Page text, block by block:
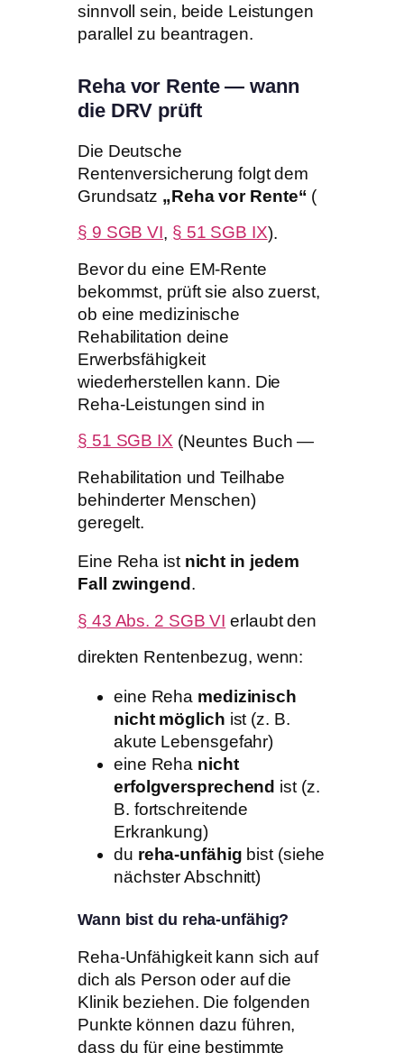
sinnvoll sein, beide Leistungen
parallel zu beantragen.
Reha vor Rente — wann
die DRV prüft
Die Deutsche
Rentenversicherung folgt dem
Grundsatz „Reha vor Rente“ (
§ 9 SGB VI, § 51 SGB IX).
Bevor du eine EM-Rente
bekommst, prüft sie also zuerst,
ob eine medizinische
Rehabilitation deine
Erwerbsfähigkeit
wiederherstellen kann. Die
Reha-Leistungen sind in
§ 51 SGB IX (Neuntes Buch —
Rehabilitation und Teilhabe
behinderter Menschen)
geregelt.
Eine Reha ist nicht in jedem
Fall zwingend .
§ 43 Abs. 2 SGB VI erlaubt den
direkten Rentenbezug, wenn:
eine Reha medizinisch
nicht möglich ist (z. B.
akute Lebensgefahr)
eine Reha nicht
erfolgversprechend ist (z.
B. fortschreitende
Erkrankung)
du reha-unfähig bist (siehe
nächster Abschnitt)
Wann bist du reha-unfähig?
Reha-Unfähigkeit kann sich auf
dich als Person oder auf die
Klinik beziehen. Die folgenden
Punkte können dazu führen,
dass du für eine bestimmte